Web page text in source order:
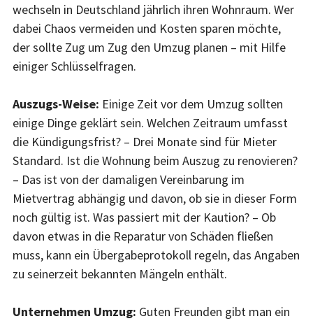
wechseln in Deutschland jährlich ihren Wohnraum. Wer
dabei Chaos vermeiden und Kosten sparen möchte,
der sollte Zug um Zug den Umzug planen – mit Hilfe
einiger Schlüsselfragen.
Auszugs-Weise: Einige Zeit vor dem Umzug sollten
einige Dinge geklärt sein. Welchen Zeitraum umfasst
die Kündigungsfrist? – Drei Monate sind für Mieter
Standard. Ist die Wohnung beim Auszug zu renovieren?
– Das ist von der damaligen Vereinbarung im
Mietvertrag abhängig und davon, ob sie in dieser Form
noch gültig ist. Was passiert mit der Kaution? – Ob
davon etwas in die Reparatur von Schäden fließen
muss, kann ein Übergabeprotokoll regeln, das Angaben
zu seinerzeit bekannten Mängeln enthält.
Unternehmen Umzug: Guten Freunden gibt man ein